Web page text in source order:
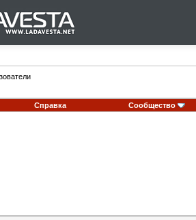
Справка Сообщество